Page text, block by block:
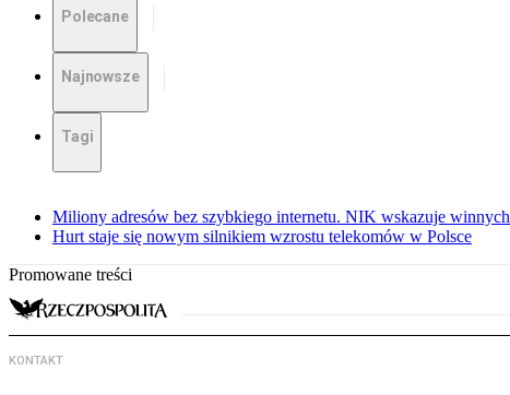
Polecane
Najnowsze
Tagi
Miliony adresów bez szybkiego internetu. NIK wskazuje winnych
Hurt staje się nowym silnikiem wzrostu telekomów w Polsce
Promowane treści
KONTAKT